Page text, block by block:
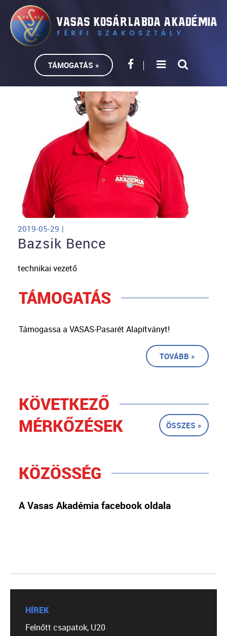
TÁMOGATÁS »
2019-05-29 |
Bazsik Bence
technikai vezető
TÁMOGATÁS
Támogassa a VASAS-Pasarét Alapítványt!
TOVÁBB »
KÖVETKEZŐ
MÉRKŐZÉSEK
ÖSSZES »
KÖZÖSSÉG
A Vasas Akadémia facebook oldala
HÍREK
Felnőtt csapatok, U20